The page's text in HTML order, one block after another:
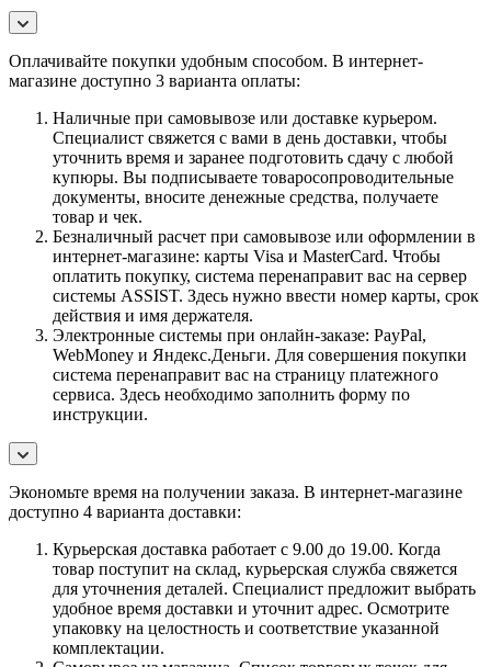
Оплачивайте покупки удобным способом. В интернет-
магазине доступно 3 варианта оплаты:
Наличные при самовывозе или доставке курьером.
Специалист свяжется с вами в день доставки, чтобы
уточнить время и заранее подготовить сдачу с любой
купюры. Вы подписываете товаросопроводительные
документы, вносите денежные средства, получаете
товар и чек.
Безналичный расчет при самовывозе или оформлении в
интернет-магазине: карты Visa и MasterCard. Чтобы
оплатить покупку, система перенаправит вас на сервер
системы ASSIST. Здесь нужно ввести номер карты, срок
действия и имя держателя.
Электронные системы при онлайн-заказе: PayPal,
WebMoney и Яндекс.Деньги. Для совершения покупки
система перенаправит вас на страницу платежного
сервиса. Здесь необходимо заполнить форму по
инструкции.
Экономьте время на получении заказа. В интернет-магазине
доступно 4 варианта доставки:
Курьерская доставка работает с 9.00 до 19.00. Когда
товар поступит на склад, курьерская служба свяжется
для уточнения деталей. Специалист предложит выбрать
удобное время доставки и уточнит адрес. Осмотрите
упаковку на целостность и соответствие указанной
комплектации.